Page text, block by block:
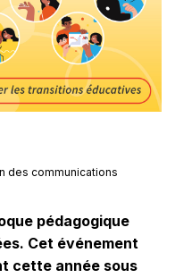
des communications
pédagogique
Cet événement
cette année sous